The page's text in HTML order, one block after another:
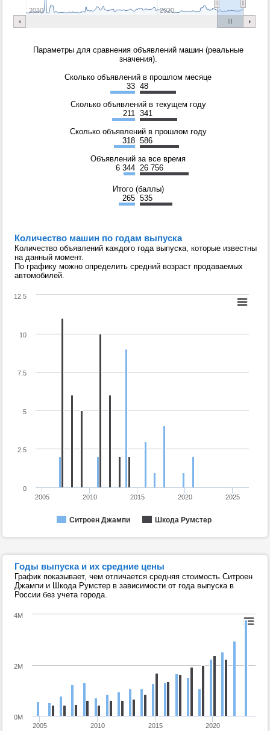
2010 2020
Параметры для сравнения объявлений машин (реальные
значения).
Сколько объявлений в прошлом месяце
33 48
Сколько объявлений в текущем году
211 341
Сколько объявлений в прошлом году
318 586
Объявлений за все время
6 344 26 756
Итого (баллы)
265 535
Количество машин по годам выпуска
Количество объявлений каждого года выпуска, которые известны
на данный момент.
По графику можно определить средний возраст продаваемых
автомобилей.
Ситроен Джампи Шкода Румстер
2005 2010 2015 2020 2025
0
10
2.5
5
7.5
12.5
Годы выпуска и их средние цены
График показывает, чем отличается средняя стоимость Ситроен
Джампи и Шкода Румстер в зависимости от года выпуска в
России без учета города.
2005 2010 2015 2020
0M
2M
4M